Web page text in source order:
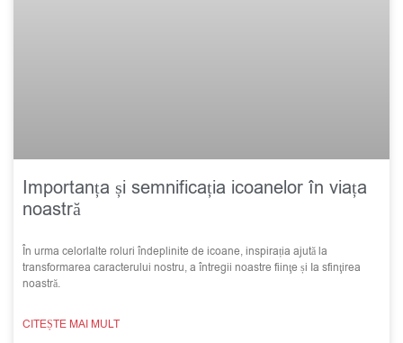
Importanța și semnificația icoanelor în viața
noastră
În urma celorlalte roluri îndeplinite de icoane, inspirația ajută la
transformarea caracterului nostru, a întregii noastre fiinţe și Ia sfinţirea
noastră.
CITEȘTE MAI MULT